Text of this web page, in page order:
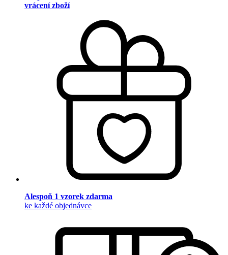
vrácení zboží
Alespoň 1 vzorek zdarma
ke každé objednávce